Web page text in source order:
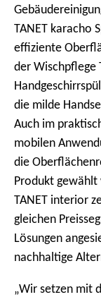
TANET karacho
effiziente
der Wischpflege
die milde
Auch im
mobilen
die
Produkt gewählt
TANET interior
gleichen
Lösungen
nachhaltige
„Wir setzen mit